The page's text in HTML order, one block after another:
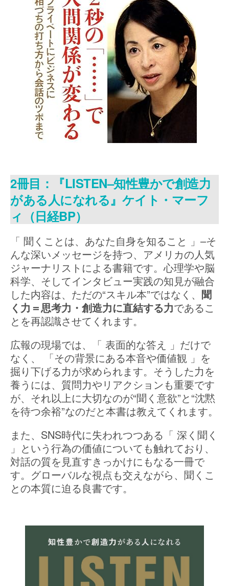
2冊目：『LISTEN–知性豊かで創造力
がある人になれる』ケイト・マーフ
ィ（日経BP）
「 聞くことは、あなた自身を知ること 」–そ
んな深いメッセージを持つ、アメリカの人気
ジャーナリストによる書籍です。心理学や脳
科学、そしてインタビュー実践の知見が融合
した内容は、ただの“スキル本”ではなく、 聞
く力＝思考力・創造力に直結する力であるこ
とを再認識させてくれます。
広報の現場では、「 表面的な答え 」だけで
なく、 「その背景にある本音や価値観 」を
掘り下げる力が求められます。そうした力を
養うには、質問力やリアクションも重要です
が、それ以上に大切なのが“聞く意欲”と“沈黙
を待つ余裕”なのだと本書は教えてくれます。
また、SNS時代に失われつつある「 深く聞く
」という行為の価値についても触れており、
対話の質を見直すきっかけにもなる一冊で
す。グローバルな視点も交えながら、聞くこ
との本質に迫る良書です。